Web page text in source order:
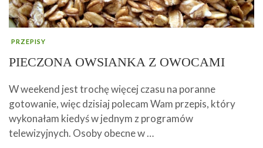
PRZEPISY
PIECZONA OWSIANKA Z OWOCAMI
W weekend jest trochę więcej czasu na poranne
gotowanie, więc dzisiaj polecam Wam przepis, który
wykonałam kiedyś w jednym z programów
telewizyjnych. Osoby obecne w …